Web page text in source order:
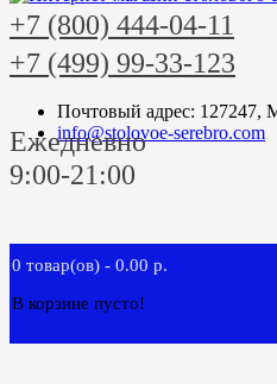
+7 (800) 444-04-11
+7 (499) 99-33-123
Почтовый адрес: 127247,
info@stolovoe-serebro.com
Ежедневно
9:00-21:00
0 товар(ов) - 0.00 р.
В корзине пусто!